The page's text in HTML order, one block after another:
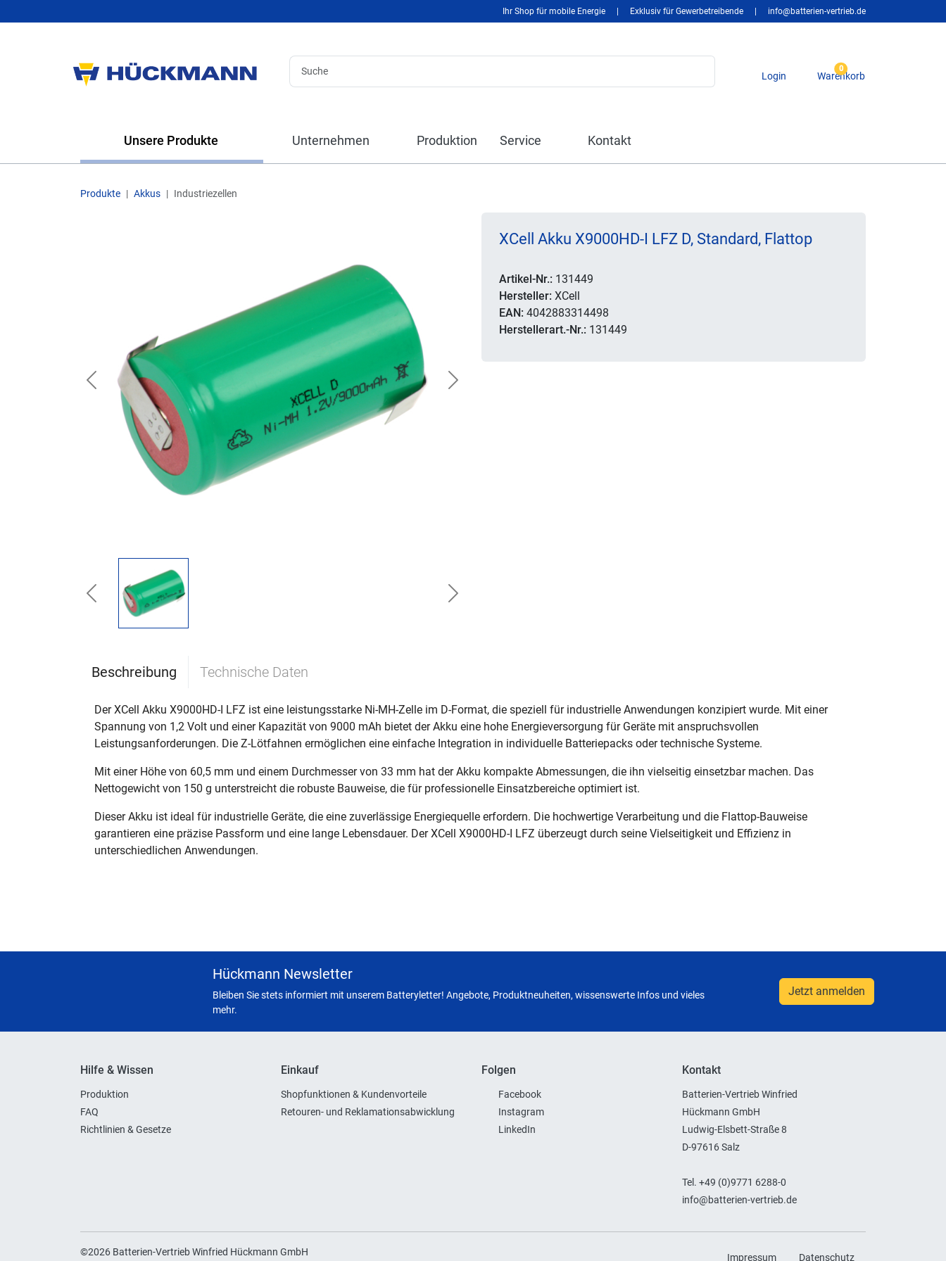
Ihr Shop für mobile Energie Exklusiv für Gewerbetreibende info@batterien-vertrieb.de
Login
0
Warenkorb
Unsere Produkte Unternehmen Produktion Service Kontakt
Produkte Akkus Industriezellen
Previous Next
Previous Next
XCell Akku X9000HD-I LFZ D, Standard, Flattop
Artikel-Nr.: 131449
Hersteller: XCell
EAN: 4042883314498
Herstellerart.-Nr.: 131449
Beschreibung Technische Daten
Der XCell Akku X9000HD-I LFZ ist eine leistungsstarke Ni-MH-Zelle im D-Format, die speziell für industrielle Anwendungen konzipiert wurde. Mit einer
Spannung von 1,2 Volt und einer Kapazität von 9000 mAh bietet der Akku eine hohe Energieversorgung für Geräte mit anspruchsvollen
Leistungsanforderungen. Die Z-Lötfahnen ermöglichen eine einfache Integration in individuelle Batteriepacks oder technische Systeme.
Mit einer Höhe von 60,5 mm und einem Durchmesser von 33 mm hat der Akku kompakte Abmessungen, die ihn vielseitig einsetzbar machen. Das
Nettogewicht von 150 g unterstreicht die robuste Bauweise, die für professionelle Einsatzbereiche optimiert ist.
Dieser Akku ist ideal für industrielle Geräte, die eine zuverlässige Energiequelle erfordern. Die hochwertige Verarbeitung und die Flattop-Bauweise
garantieren eine präzise Passform und eine lange Lebensdauer. Der XCell X9000HD-I LFZ überzeugt durch seine Vielseitigkeit und Effizienz in
unterschiedlichen Anwendungen.
Hückmann Newsletter
Bleiben Sie stets informiert mit unserem Batteryletter! Angebote, Produktneuheiten, wissenswerte Infos und vieles
mehr.
Jetzt anmelden
Hilfe & Wissen
Produktion
FAQ
Richtlinien & Gesetze
Einkauf
Shopfunktionen & Kundenvorteile
Retouren- und Reklamationsabwicklung
Folgen
Facebook
Instagram
LinkedIn
Kontakt
Batterien-Vertrieb Winfried
Hückmann GmbH
Ludwig-Elsbett-Straße 8
D-97616 Salz
Tel. +49 (0)9771 6288-0
info@batterien-vertrieb.de
©2026 Batterien-Vertrieb Winfried Hückmann GmbH Impressum Datenschutz